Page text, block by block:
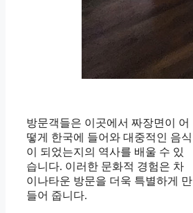
방문객들은 이곳에서 짜장면이 어
떻게 한국에 들어와 대중적인 음식
이 되었는지의 역사를 배울 수 있
습니다. 이러한 문화적 경험은 차
이나타운 방문을 더욱 특별하게 만
들어 줍니다.